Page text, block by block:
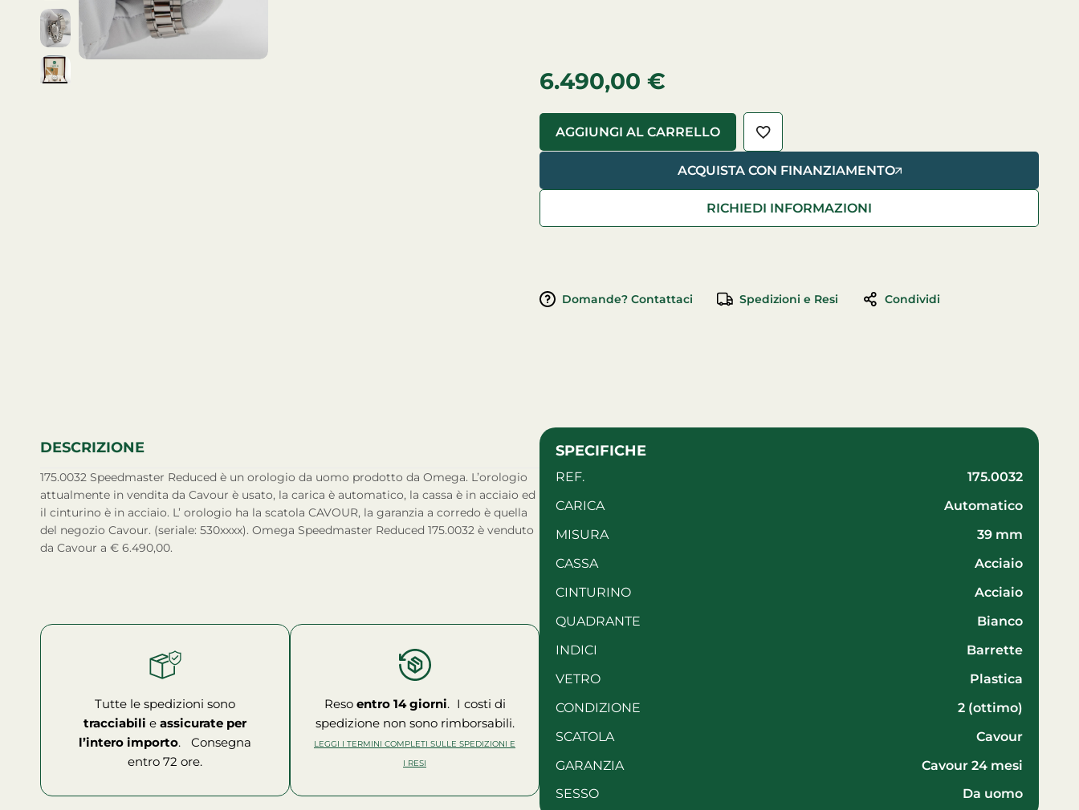
6.490,00 €
AGGIUNGI AL CARRELLO
ACQUISTA CON FINANZIAMENTO
RICHIEDI INFORMAZIONI
Domande? Contattaci Spedizioni e Resi Condividi
DESCRIZIONE
175.0032 Speedmaster Reduced è un orologio da uomo prodotto da Omega. L’orologio
attualmente in vendita da Cavour è usato, la carica è automatico, la cassa è in acciaio ed
il cinturino è in acciaio. L’ orologio ha la scatola CAVOUR, la garanzia a corredo è quella
del negozio Cavour. (seriale: 530xxxx). Omega Speedmaster Reduced 175.0032 è venduto
da Cavour a € 6.490,00.
Tutte le spedizioni sono
tracciabili e assicurate per
l’intero importo. Consegna
entro 72 ore.
Reso entro 14 giorni. I costi di
spedizione non sono rimborsabili.
LEGGI I TERMINI COMPLETI SULLE SPEDIZIONI E
I RESI
SPECIFICHE
REF.
175.0032
CARICA
automatico
MISURA
39 mm
CASSA
acciaio
CINTURINO
acciaio
QUADRANTE
Bianco
INDICI
Barrette
VETRO
plastica
CONDIZIONE
2 (ottimo)
SCATOLA
Cavour
GARANZIA
Cavour 24 mesi
SESSO
da uomo